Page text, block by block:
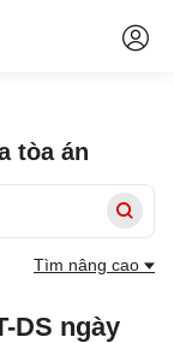
tòa án
Tìm nâng cao
DS ngày